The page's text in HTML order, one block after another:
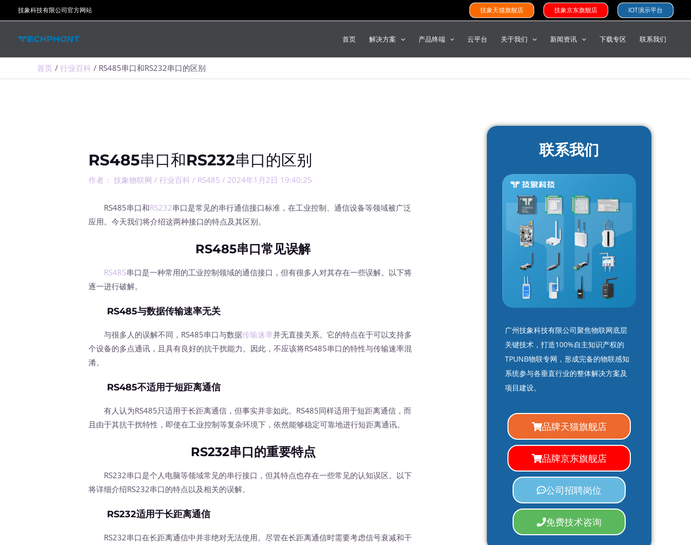
至
技象科技有限公司官方网站 技象天猫旗舰店 技象京东旗舰店 IOT演示平台
首页 解决方案 产品终端 云平台 关于我们 新闻资讯 下载专区 联系我们
首页 行业百科 RS485串口和RS232串口的区别
RS485串口和RS232串口的区别
作者： 技象物联网/行业百科 / RS485 / 2024年1月2日 19:40:25
RS485串口和RS232串口是常见的串行通信接口标准，在工业控制、通信设备等领域被广泛
应用。今天我们将介绍这两种接口的特点及其区别。
RS485串口常见误解
RS485串口是一种常用的工业控制领域的通信接口，但有很多人对其存在一些误解。以下将
逐一进行破解。
RS485与数据传输速率无关
与很多人的误解不同，RS485串口与数据传输速率并无直接关系。它的特点在于可以支持多
个设备的多点通讯，且具有良好的抗干扰能力。因此，不应该将RS485串口的特性与传输速率混
淆。
RS485不适用于短距离通信
有人认为RS485只适用于长距离通信，但事实并非如此。RS485同样适用于短距离通信，而
且由于其抗干扰特性，即使在工业控制等复杂环境下，依然能够稳定可靠地进行短距离通讯。
RS232串口的重要特点
RS232串口是个人电脑等领域常见的串行接口，但其特点也存在一些常见的认知误区。以下
将详细介绍RS232串口的特点以及相关的误解。
RS232适用于长距离通信
RS232串口在长距离通信中并非绝对无法使用。尽管在长距离通信时需要考虑信号衰减和干
联系我们
广州技象科技有限公司聚焦物联网底层
关键技术，打造100%自主知识产权的
TPUNB物联专网，形成完备的物联感知
系统参与各垂直行业的整体解决方案及
项目建设。
品牌天猫旗舰店
品牌京东旗舰店
公司招聘岗位
免费技术咨询